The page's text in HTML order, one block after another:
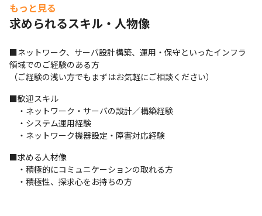
す。エンジニア従業員は業務毎にチーム構成され、WEB等のITイ
ンフラを利用したシェア会やチームMtg、技術部リーダーや営業
体感を高めるよう組織力の強化にも取り組んでおります。
もっと見る
求められるスキル・人物像
■ネットワーク、サーバ設計構築、運用・保守といったインフラ
領域でのご経験のある方
（ご経験の浅い方でもまずはお気軽にご相談ください）
■歓迎スキル
・ネットワーク・サーバの設計／構築経験
・システム運用経験
・ネットワーク機器設定・障害対応経験
■求める人材像
・積極的にコミュニケーションの取れる方
・積極性、探求心をお持ちの方